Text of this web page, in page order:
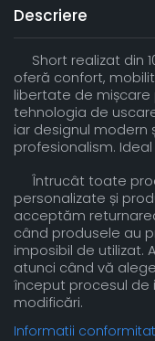
Descriere
Short realizat din
oferă confort,
libertate de mișcare
tehnologia de
iar designul modern
profesionalism.
Întrucât toate
personalizate și
acceptăm
când produsele au
imposibil de utilizat.
atunci când vă
început procesul de
modificări.
Informatii